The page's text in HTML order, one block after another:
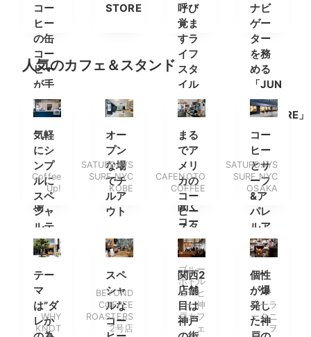
コー
ヒー
の缶
コー
ヒー
が手
軽に
購入
でき
る自
動販
売機
が登
場
STORE
呼び
覚ま
すラ
イフ
スタ
イル
セレ
クト
ショ
ップ”
FINNA
の店
長に
聞く
コー
ヒー
の楽
しみ
方と
ショ
ップ
につ
ナビ
ゲー
ター
を務
める
「JUN
THE
CULTURE」
の特
別番
組が
放送
決定
人気のカフェ＆スタンド
気軽
にシ
ンプ
ルに
スペ
シャ
ルテ
ィコ
ーヒ
ーを
Coffee
Up!
オー
プン
な場
でチ
ルア
ウト
SATURDAYS
SURF NYC
KOBE
まる
でア
メリ
カの
コー
ヒー
スタ
ンド
のよ
う
CAFENOTO
COFFEE
コー
ヒー
とサ
ーフ
&ア
パレ
ルア
イテ
ムを
楽し
みに
南船
場へ
SATURDAYS
SURF NYC
OSAKA
テー
マ
は”ダ
レか
WHY
KNOT
スペ
シャ
ルな
コー
BEYOND
COFFEE
ROASTERS
2号店
関西2
店舗
目は
神戸
ブルー
ボトル
コーヒ
ー 神
戸カフ
ェ
個性
が爆
発し
た神
パーラ
ークニ
ヲ